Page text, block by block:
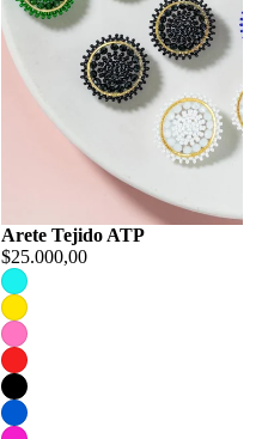
Arete Tejido ATP
$25.000,00